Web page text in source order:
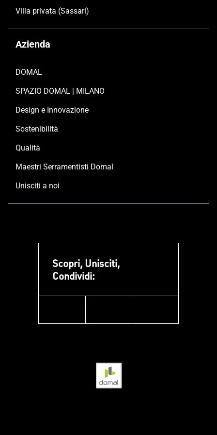
Villa privata (Sassari)
Azienda
DOMAL
SPAZIO DOMAL | MILANO
Design e Innovazione
Sostenibilità
Qualità
Maestri Serramentisti Domal
Unisciti a noi
Scopri, Unisciti,
Condividi: